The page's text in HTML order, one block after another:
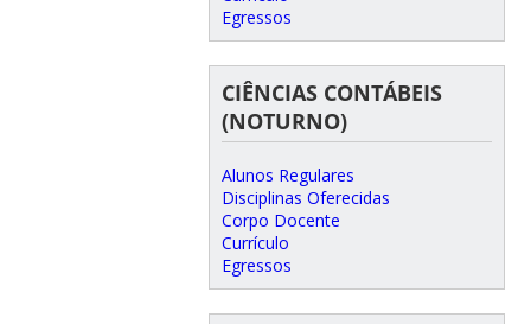
Egressos
CIÊNCIAS CONTÁBEIS
(NOTURNO)
Alunos Regulares
Disciplinas Oferecidas
Corpo Docente
Currículo
Egressos